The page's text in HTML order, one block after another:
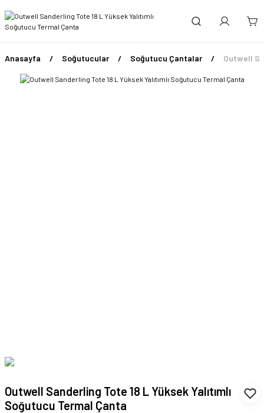
Anasayfa Soğutucular Soğutucu Çantalar Outwell
Outwell Sanderling Tote 18 L Yüksek Yalıtımlı
Soğutucu Termal Çanta